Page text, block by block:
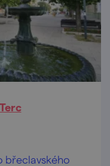
břeclavského